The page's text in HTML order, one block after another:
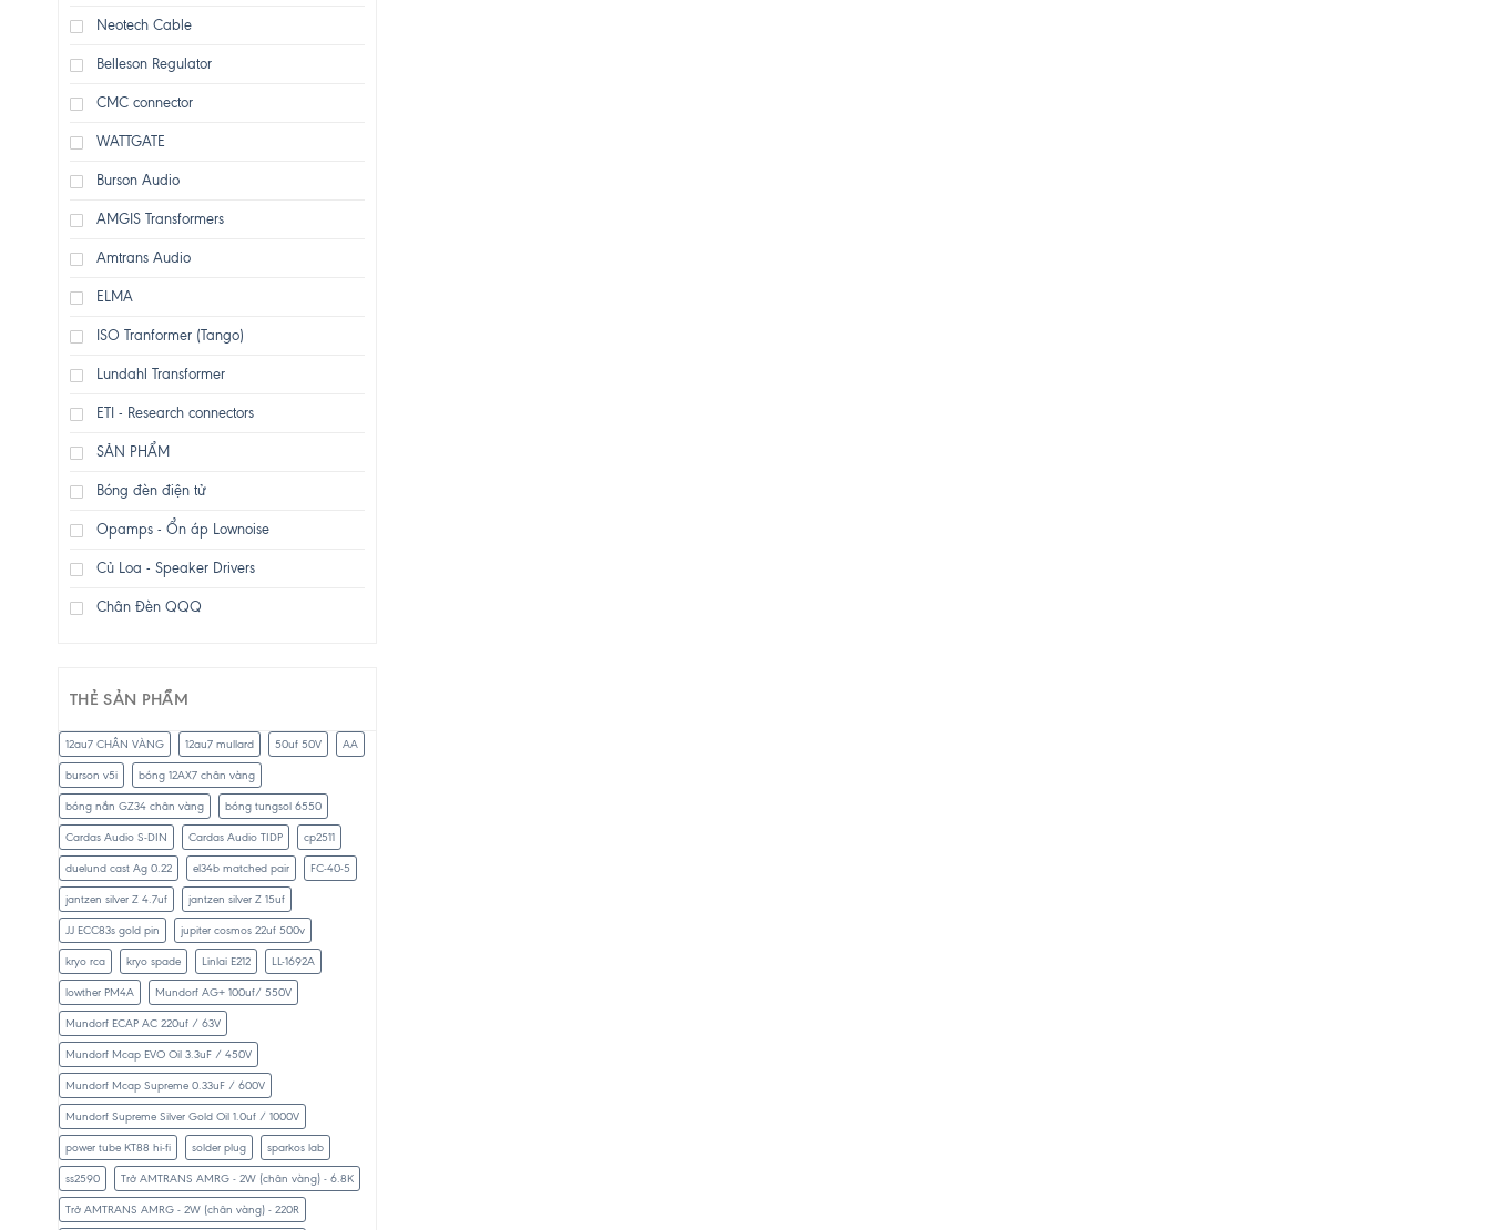
Neotech Cable
Belleson Regulator
CMC connector
WATTGATE
Burson Audio
AMGIS Transformers
Amtrans Audio
ELMA
ISO Tranformer (Tango)
Lundahl Transformer
ETI - Research connectors
SẢN PHẨM
Bóng đèn điện tử
Opamps - Ổn áp Lownoise
Củ Loa - Speaker Drivers
Chân Đèn QQQ
THẺ SẢN PHẨM
12au7 CHÂN VÀNG 12au7 mullard 50uf 50V AA
burson v5i bóng 12AX7 chân vàng
bóng nắn GZ34 chân vàng bóng tungsol 6550
Cardas Audio S-DIN Cardas Audio TIDP cp2511
duelund cast Ag 0.22 el34b matched pair FC-40-5
jantzen silver Z 4.7uf jantzen silver Z 15uf
JJ ECC83s gold pin jupiter cosmos 22uf 500v
kryo rca kryo spade Linlai E212 LL-1692A
lowther PM4A Mundorf AG+ 100uf/ 550V
Mundorf ECAP AC 220uf / 63V
Mundorf Mcap EVO Oil 3.3uF / 450V
Mundorf Mcap Supreme 0.33uF / 600V
Mundorf Supreme Silver Gold Oil 1.0uf / 1000V
power tube KT88 hi-fi solder plug sparkos lab
ss2590 Trở AMTRANS AMRG - 2W (chân vàng) - 6.8K
Trở AMTRANS AMRG - 2W (chân vàng) - 220R